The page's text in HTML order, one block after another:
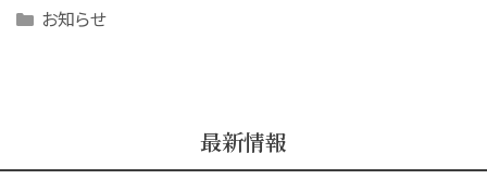
Categories
お知らせ
最新情報